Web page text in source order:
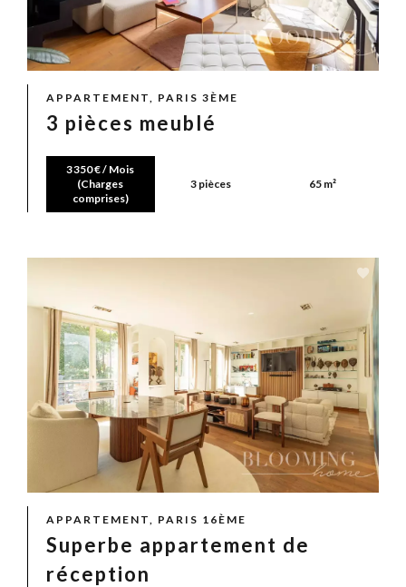
APPARTEMENT, PARIS 3ÈME
3 pièces meublé
3 350 € / Mois
(Charges
comprises)
3 pièces 65 m²
APPARTEMENT, PARIS 16ÈME
Superbe appartement de
réception